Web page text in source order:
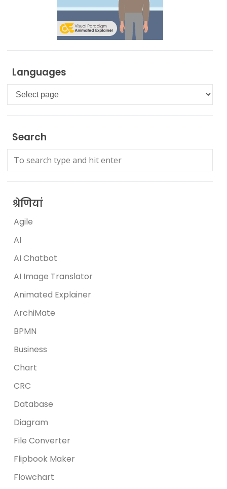
Languages
Languages
Search
श्रेणियां
Agile
AI
AI Chatbot
AI Image Translator
Animated Explainer
ArchiMate
BPMN
Business
Chart
CRC
Database
Diagram
File Converter
Flipbook Maker
Flowchart